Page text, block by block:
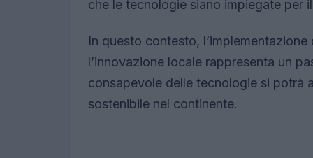
che le tecnologie siano impiegate per
In questo contesto,
l’innovazione locale rappresenta un
consapevole delle tecnologie si potrà
sostenibile nel continente.